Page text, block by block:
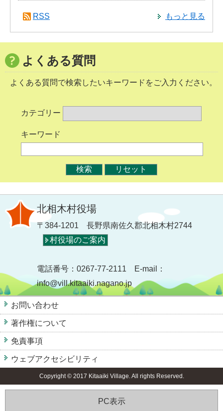
もっと見る
RSS
よくある質問
よくある質問で検索したいキーワードをご入力ください。
カテゴリー
キーワード
北相木村役場
〒384-1201 長野県南佐久郡北相木村2744
村役場のご案内
電話番号：0267-77-2111 E-mail：
info@vill.kitaaiki.nagano.jp
お問い合わせ
著作権について
免責事項
ウェブアクセシビリティ
Copyright © 2017 Kitaaiki Village. All rights Reserved.
PC表示